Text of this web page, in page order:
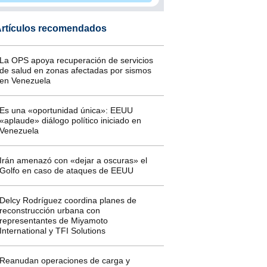
recomendados
OPS apoya recuperación de servicios
salud en zonas afectadas por sismos
Venezuela
una «oportunidad única»: EEUU
diálogo político iniciado en
amenazó con «dejar a oscuras» el
en caso de ataques de EEUU
Rodríguez coordina planes de
urbana con
de Miyamoto
y TFI Solutions
operaciones de carga y